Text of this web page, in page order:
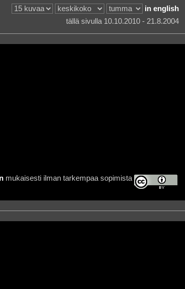
in english
tällä sivulla 10.10.2010 - 21.8.2004
mukaisesti ilman tarkempaa sopimista